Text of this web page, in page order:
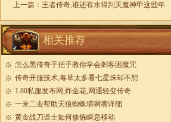
上一篇： 王者传奇,谁还有水得到天魔神甲这些年
相关推荐
怎么黑传奇手把手教你学会刺客困魔咒
传奇开服技术,毒草太多看七星珠却不想
1.80私服发布网,炸金花,网通轻变传奇
一来二去帮助天狼蜘蛛塔咧嘴详细
黄金战刀道士如何修炼瞬息移动